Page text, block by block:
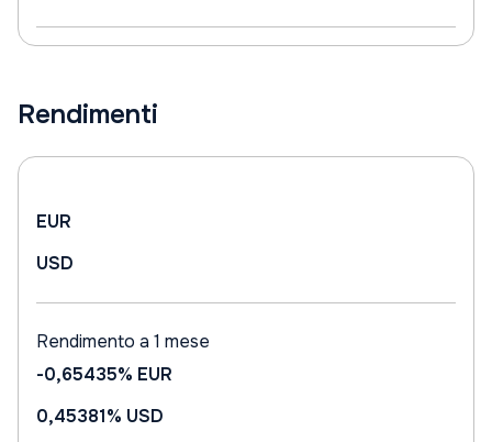
Rendimenti
EUR
USD
Rendimento a 1 mese
-0,65435% EUR
0,45381% USD